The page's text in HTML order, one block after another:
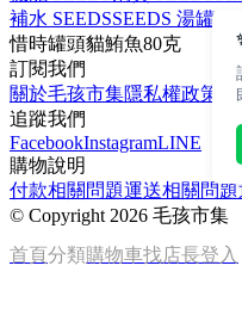
補水 SEEDSSEEDS 湯罐
惜時罐頭貓鮪魚80克
訂閱我們
關於毛孩市集隱私權政策
追蹤我們
FacebookInstagramLINE
購物說明
付款相關問題運送相關問題
© Copyright 2026 毛孩市集
首頁分類購物車找店長登入